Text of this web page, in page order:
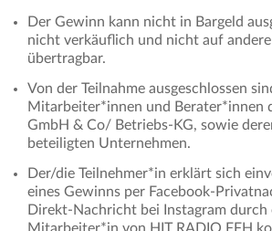
Der Gewinn kann nicht in Bargeld
nicht verkäuflich und nicht auf andere
übertragbar.
Von der Teilnahme ausgeschlossen
Mitarbeiter*innen und Berater*innen
GmbH & Co/ Betriebs-KG, sowie
beteiligten Unternehmen.
Der/die Teilnehmer*in erklärt sich
eines Gewinns per Facebook-
Direkt-Nachricht bei Instagram durch